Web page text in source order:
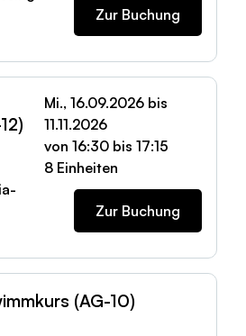
Zur Buchung
Mi., 16.09.2026 bis
11.11.2026
von 16:30 bis 17:15
8 Einheiten
Zur Buchung
(AG-10)